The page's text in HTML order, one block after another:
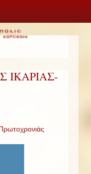
ΙΚΑΡΙΑΣ-